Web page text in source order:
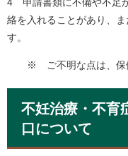
絡を入れることがあり、
す。
※ ご不明な点は、保健
不妊治療・不育
口について